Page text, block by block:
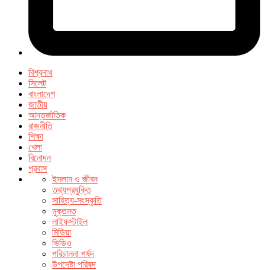
বিশ্বনাথ
সিলেট
বাংলাদেশ
জাতীয়
আন্তর্জাতিক
রাজনীতি
শিক্ষা
খেলা
বিনোদন
প্রবাস
ইসলাম ও জীবন
তথ্যপ্রযুক্তি
সাহিত্য-সংস্কৃতি
মুক্তমত
লাইফস্টাইল
মিডিয়া
ভিডিও
পরিচালনা পর্ষদ
উপদেষ্টা পরিষদ